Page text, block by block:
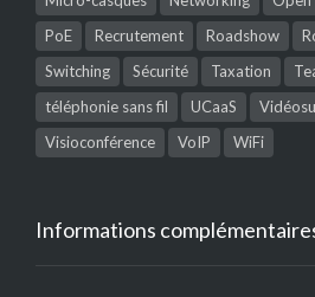
PoE
Recrutement Roadshow
Switching
Sécurité Taxation
téléphonie sans fil
UCaaS
Visioconférence
VoIP WiFi
Informations